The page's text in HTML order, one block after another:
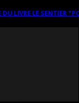
LIVRE LE SENTIER